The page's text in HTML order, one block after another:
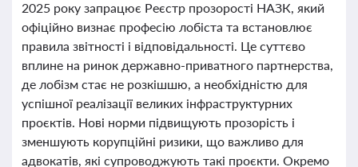
2025 року запрацює Реєстр прозорості НАЗК, який
офіційно визнає професію лобіста та встановлює
правила звітності і відповідальності. Це суттєво
вплине на ринок державно-приватного партнерства,
де лобізм стає не розкішшю, а необхідністю для
успішної реалізації великих інфраструктурних
проєктів. Нові норми підвищують прозорість і
зменшують корупційні ризики, що важливо для
адвокатів, які супроводжують такі проєкти. Окремо